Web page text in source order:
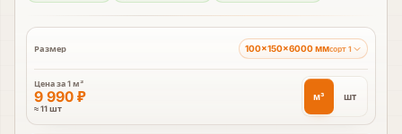
Размер 100×150×6000 ммсорт 1
Цена за1 м³
9 990 ₽
≈ 11 шт
м³ шт